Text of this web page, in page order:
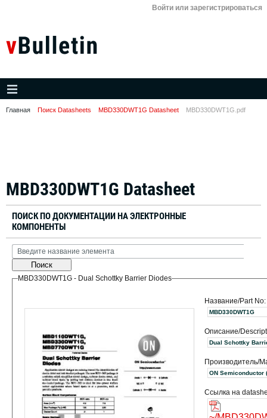
Войти или зарегистрироваться
Главная Поиск Datasheets MBD330DWT1G Datasheet MBD330DWT1G.pdf
MBD330DWT1G Datasheet
ПОИСК ПО ДОКУМЕНТАЦИИ НА ЭЛЕКТРОННЫЕ
КОМПОНЕНТЫ
Поиск
MBD330DWT1G - Dual Schottky Barrier Diodes
Название/Part No:
MBD330DWT1G
Описание/
Dual Schottky
Производитель/
Ссылка на